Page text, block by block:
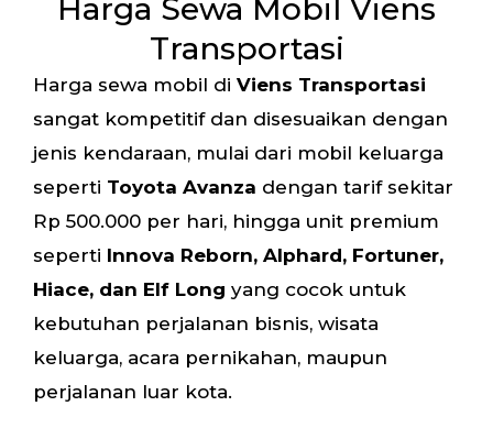
Harga Sewa Mobil Viens
Transportasi
Harga sewa mobil di Viens Transportasi
sangat kompetitif dan disesuaikan dengan
jenis kendaraan, mulai dari mobil keluarga
seperti Toyota Avanza dengan tarif sekitar
Rp 500.000 per hari, hingga unit premium
seperti Innova Reborn, Alphard, Fortuner,
Hiace, dan Elf Long yang cocok untuk
kebutuhan perjalanan bisnis, wisata
keluarga, acara pernikahan, maupun
perjalanan luar kota.